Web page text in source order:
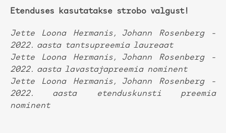
Etenduses kasutatakse strobo valgust!
Jette Loona Hermanis, Johann Rosenberg -
2022. aasta tantsupreemia laureaat
Jette Loona Hermanis, Johann Rosenberg -
2022. aasta lavastajapreemia nominent
Jette Loona Hermanis, Johann Rosenberg -
2022. aasta etenduskunsti preemia
nominent